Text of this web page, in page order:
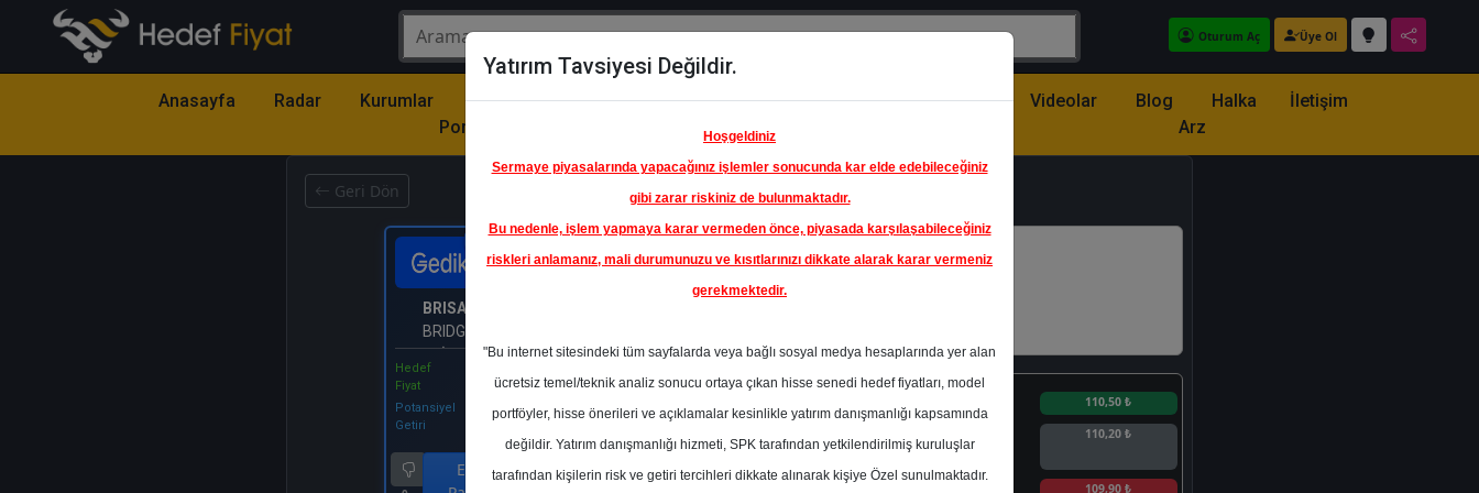
Oturum Aç Üye Ol
Anasayfa Radar Kurumlar
Model
Portföy
Hisse
Öne
Çıkanlar
Raporlar Partnerlerimiz Videolar Blog
Halka
Arz
İletişim
Geri Dön
BRISA
BRIDGESTONE
LASTİK SANAYİ A.Ş.
Hedef
Fiyat
Potansiyel
Getiri
%0.00
End.
En Yüksek Tahmin 110,50 ₺
Ortalama Fiyat
Tahmini
110,20 ₺
109,90 ₺
Yatırım Tavsiyesi Değildir.
Hoşgeldiniz
Sermaye piyasalarında yapacağınız işlemler sonucunda kar elde edebileceğiniz
gibi zarar riskiniz de bulunmaktadır.
Bu nedenle, işlem yapmaya karar vermeden önce, piyasada karşılaşabileceğiniz
riskleri anlamanız, mali durumunuzu ve kısıtlarınızı dikkate alarak karar vermeniz
gerekmektedir.
"Bu internet sitesindeki tüm sayfalarda veya bağlı sosyal medya hesaplarında yer alan
ücretsiz temel/teknik analiz sonucu ortaya çıkan hisse senedi hedef fiyatları, model
portföyler, hisse önerileri ve açıklamalar kesinlikle yatırım danışmanlığı kapsamında
değildir. Yatırım danışmanlığı hizmeti, SPK tarafından yetkilendirilmiş kuruluşlar
tarafından kişilerin risk ve getiri tercihleri dikkate alınarak kişiye Özel sunulmaktadır.